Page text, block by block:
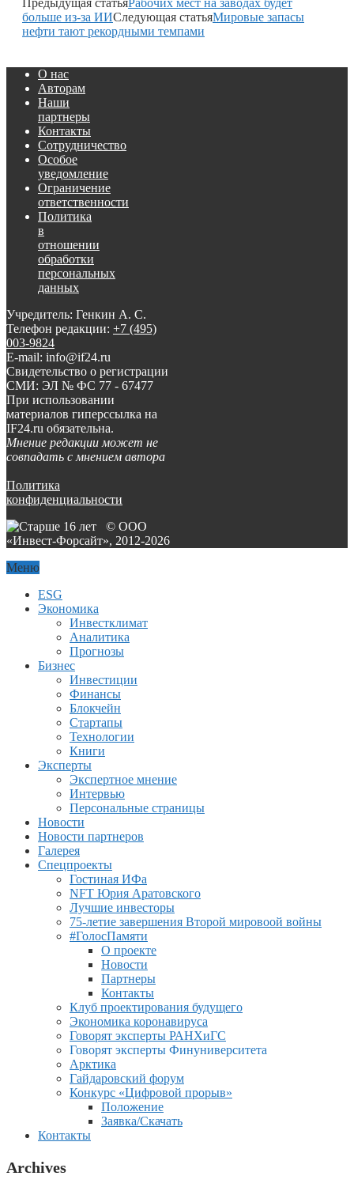
Предыдущая статьяРабочих мест на заводах будет
больше из-за ИИСледующая статьяМировые запасы
нефти тают рекордными темпами
О нас
Авторам
Наши
партнеры
Контакты
Сотрудничество
Особое
уведомление
Ограничение
ответственности
Политика
в
отношении
обработки
персональных
данных
Учредитель: Генкин А. С.
Телефон редакции: +7 (495)
003-9824
E-mail: info@if24.ru
Свидетельство о регистрации
СМИ: ЭЛ № ФС 77 - 67477
При использовании
материалов гиперссылка на
IF24.ru обязательна.
Мнение редакции может не
совпадать с мнением автора
Политика
конфиденциальности
© ООО
«Инвест-Форсайт», 2012-2026
Меню
ESG
Экономика
Инвестклимат
Аналитика
Прогнозы
Бизнес
Инвестиции
Финансы
Блокчейн
Стартапы
Технологии
Книги
Эксперты
Экспертное мнение
Интервью
Персональные страницы
Новости
Новости партнеров
Галерея
Спецпроекты
Гостиная ИФа
NFT Юрия Аратовского
Лучшие инвесторы
75-летие завершения Второй мировоой войны
#ГолосПамяти
О проекте
Новости
Партнеры
Контакты
Клуб проектирования будущего
Экономика коронавируса
Говорят эксперты РАНХиГС
Говорят эксперты Финуниверситета
Арктика
Гайдаровский форум
Конкурс «Цифровой прорыв»
Положение
Заявка/Скачать
Контакты
Archives